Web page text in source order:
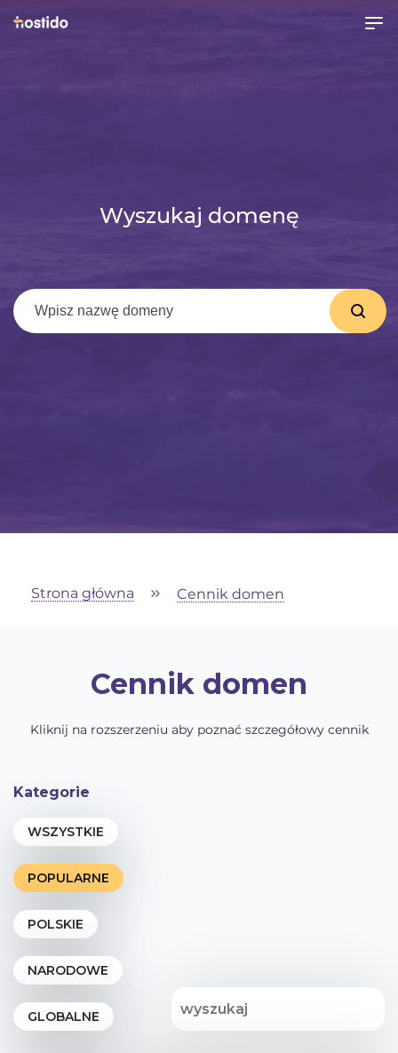
Wyszukaj domenę
Strona główna Cennik domen
Cennik domen
Kliknij na rozszerzeniu aby poznać szczegółowy cennik
Kategorie